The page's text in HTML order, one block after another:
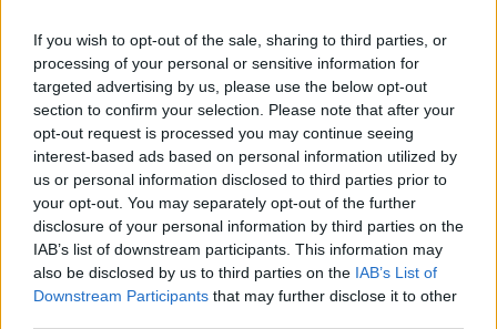
If you wish to opt-out of the sale, sharing to third parties, or
processing of your personal or sensitive information for
targeted advertising by us, please use the below opt-out
section to confirm your selection. Please note that after your
opt-out request is processed you may continue seeing
interest-based ads based on personal information utilized by
us or personal information disclosed to third parties prior to
your opt-out. You may separately opt-out of the further
disclosure of your personal information by third parties on the
IAB’s list of downstream participants. This information may
also be disclosed by us to third parties on the IAB’s List of
Downstream Participants that may further disclose it to other